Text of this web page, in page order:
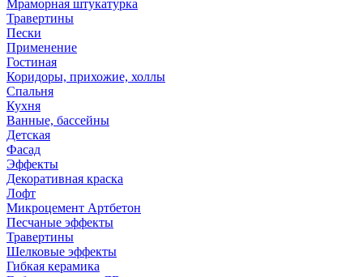
Мраморная штукатурка
Травертины
Пески
Применение
Гостиная
Коридоры, прихожие, холлы
Спальня
Кухня
Ванные, бассейны
Детская
Фасад
Эффекты
Декоративная краска
Лофт
Микроцемент Артбетон
Песчаные эффекты
Травертины
Шелковые эффекты
Гибкая керамика